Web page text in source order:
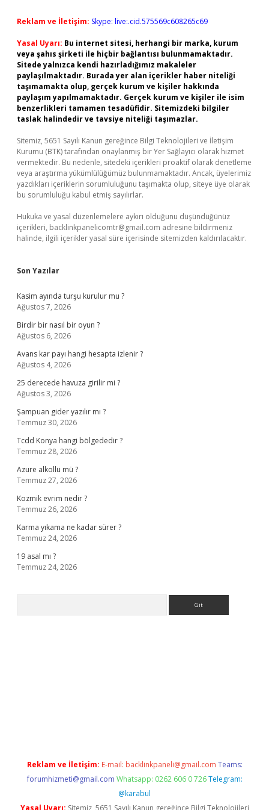
Reklam ve İletişim: Skype: live:.cid.575569c608265c69
Yasal Uyarı: Bu internet sitesi, herhangi bir marka, kurum
veya şahıs şirketi ile hiçbir bağlantısı bulunmamaktadır.
Sitede yalnızca kendi hazırladığımız makaleler
paylaşılmaktadır. Burada yer alan içerikler haber niteliği
taşımamakta olup, gerçek kurum ve kişiler hakkında
paylaşım yapılmamaktadır. Gerçek kurum ve kişiler ile isim
benzerlikleri tamamen tesadüfidir. Sitemizdeki bilgiler
taslak halindedir ve tavsiye niteliği taşımazlar.
Sitemiz, 5651 Sayılı Kanun gereğince Bilgi Teknolojileri ve İletişim
Kurumu (BTK) tarafından onaylanmış bir Yer Sağlayıcı olarak hizmet
vermektedir. Bu nedenle, sitedeki içerikleri proaktif olarak denetleme
veya araştırma yükümlülüğümüz bulunmamaktadır. Ancak, üyelerimiz
yazdıkları içeriklerin sorumluluğunu taşımakta olup, siteye üye olarak
bu sorumluluğu kabul etmiş sayılırlar.
Hukuka ve yasal düzenlemelere aykırı olduğunu düşündüğünüz
içerikleri, backlinkpanelicomtr@gmail.com adresine bildirmeniz
halinde, ilgili içerikler yasal süre içerisinde sitemizden kaldırılacaktır.
Son Yazılar
Kasim ayında turşu kurulur mu ?
Ağustos 7, 2026
Birdir bir nasıl bir oyun ?
Ağustos 6, 2026
Avans kar payı hangi hesapta izlenir ?
Ağustos 4, 2026
25 derecede havuza girilir mi ?
Ağustos 3, 2026
Şampuan gider yazılır mı ?
Temmuz 30, 2026
Tcdd Konya hangi bölgededir ?
Temmuz 28, 2026
Azure alkollü mü ?
Temmuz 27, 2026
Kozmik evrim nedir ?
Temmuz 26, 2026
Karma yıkama ne kadar sürer ?
Temmuz 24, 2026
19 asal mı ?
Temmuz 24, 2026
Reklam ve İletişim: E-mail: backlinkpaneli@gmail.com Teams:
forumhizmeti@gmail.com Whatsapp: 0262 606 0 726 Telegram:
@karabul
Yasal Uyarı: Sitemiz, 5651 Sayılı Kanun gereğince Bilgi Teknolojileri